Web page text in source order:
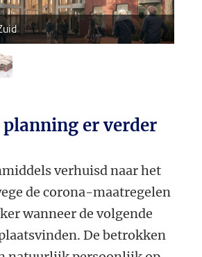
2
planning er verder
verhuisd naar het
de corona-maatregelen
wanneer de volgende
De betrokken